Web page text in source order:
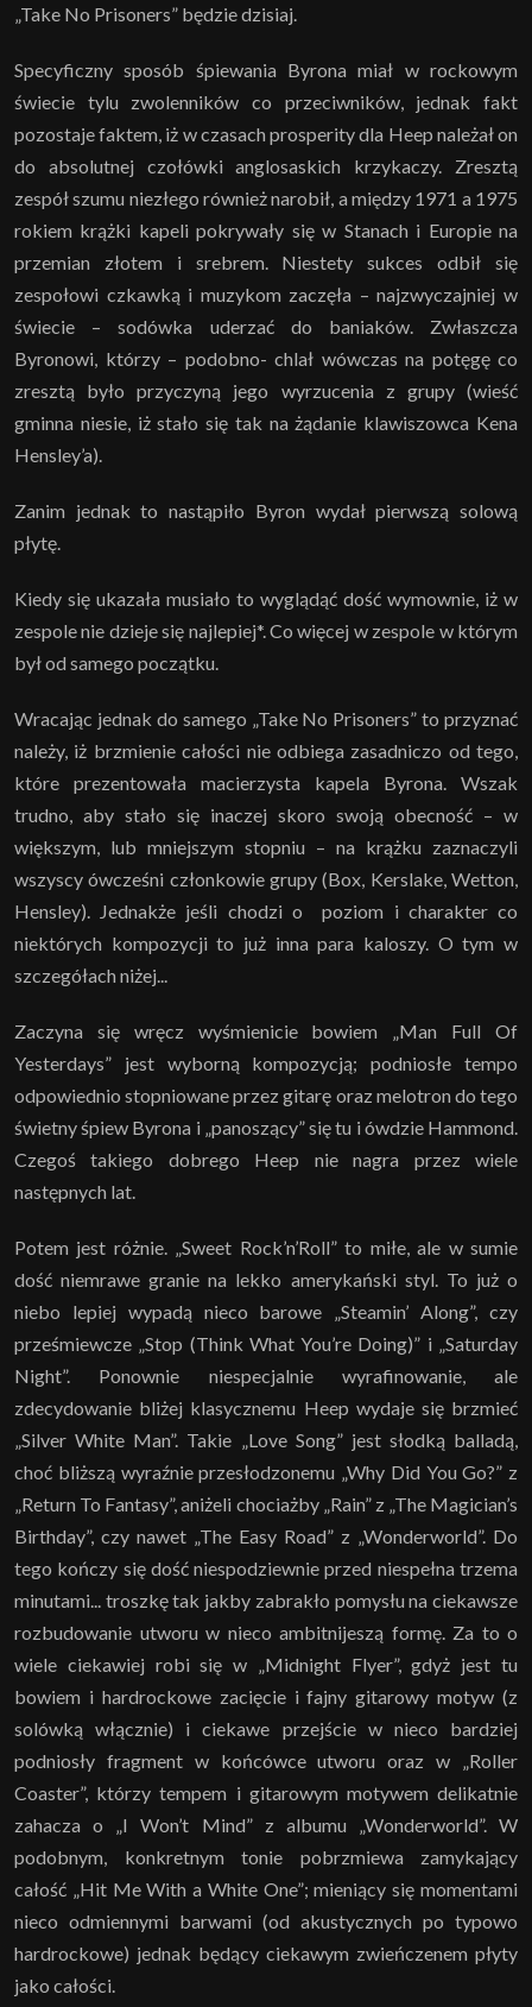
„Take No Prisoners” będzie dzisiaj.
Specyficzny sposób śpiewania Byrona miał w rockowym
świecie tylu zwolenników co przeciwników, jednak fakt
pozostaje faktem, iż w czasach prosperity dla Heep należał on
do absolutnej czołówki anglosaskich krzykaczy. Zresztą
zespół szumu niezłego również narobił, a między 1971 a 1975
rokiem krążki kapeli pokrywały się w Stanach i Europie na
przemian złotem i srebrem. Niestety sukces odbił się
zespołowi czkawką i muzykom zaczęła – najzwyczajniej w
świecie – sodówka uderzać do baniaków. Zwłaszcza
Byronowi, którzy – podobno- chlał wówczas na potęgę co
zresztą było przyczyną jego wyrzucenia z grupy (wieść
gminna niesie, iż stało się tak na żądanie klawiszowca Kena
Hensley’a).
Zanim jednak to nastąpiło Byron wydał pierwszą solową
płytę.
Kiedy się ukazała musiało to wyglądąć dość wymownie, iż w
zespole nie dzieje się najlepiej*. Co więcej w zespole w którym
był od samego początku.
Wracając jednak do samego „Take No Prisoners” to przyznać
należy, iż brzmienie całości nie odbiega zasadniczo od tego,
które prezentowała macierzysta kapela Byrona. Wszak
trudno, aby stało się inaczej skoro swoją obecność – w
większym, lub mniejszym stopniu – na krążku zaznaczyli
wszyscy ówcześni członkowie grupy (Box, Kerslake, Wetton,
Hensley). Jednakże jeśli chodzi o poziom i charakter co
niektórych kompozycji to już inna para kaloszy. O tym w
szczegółach niżej...
Zaczyna się wręcz wyśmienicie bowiem „Man Full Of
Yesterdays” jest wyborną kompozycją; podniosłe tempo
odpowiednio stopniowane przez gitarę oraz melotron do tego
świetny śpiew Byrona i „panoszący” się tu i ówdzie Hammond.
Czegoś takiego dobrego Heep nie nagra przez wiele
następnych lat.
Potem jest różnie. „Sweet Rock’n’Roll” to miłe, ale w sumie
dość niemrawe granie na lekko amerykański styl. To już o
niebo lepiej wypadą nieco barowe „Steamin’ Along”, czy
prześmiewcze „Stop (Think What You’re Doing)” i „Saturday
Night”. Ponownie niespecjalnie wyrafinowanie, ale
zdecydowanie bliżej klasycznemu Heep wydaje się brzmieć
„Silver White Man”. Takie „Love Song” jest słodką balladą,
choć bliższą wyraźnie przesłodzonemu „Why Did You Go?” z
„Return To Fantasy”, aniżeli chociażby „Rain” z „The Magician’s
Birthday”, czy nawet „The Easy Road” z „Wonderworld”. Do
tego kończy się dość niespodziewnie przed niespełna trzema
minutami... troszkę tak jakby zabrakło pomysłu na ciekawsze
rozbudowanie utworu w nieco ambitnijeszą formę. Za to o
wiele ciekawiej robi się w „Midnight Flyer”, gdyż jest tu
bowiem i hardrockowe zacięcie i fajny gitarowy motyw (z
solówką włącznie) i ciekawe przejście w nieco bardziej
podniosły fragment w końcówce utworu oraz w „Roller
Coaster”, którzy tempem i gitarowym motywem delikatnie
zahacza o „I Won’t Mind” z albumu „Wonderworld”. W
podobnym, konkretnym tonie pobrzmiewa zamykający
całość „Hit Me With a White One”; mieniący się momentami
nieco odmiennymi barwami (od akustycznych po typowo
hardrockowe) jednak będący ciekawym zwieńczenem płyty
jako całości.